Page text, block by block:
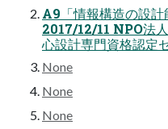
A9「情報構造の設
2017/12/11 NPO法
心設計専門資格認定
None
None
None